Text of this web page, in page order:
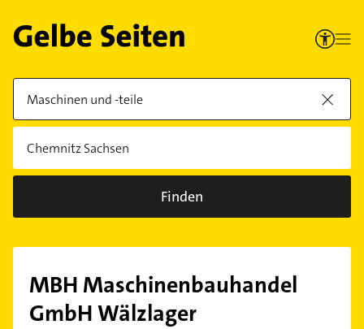
Finden
MBH Maschinenbauhandel
GmbH Wälzlager